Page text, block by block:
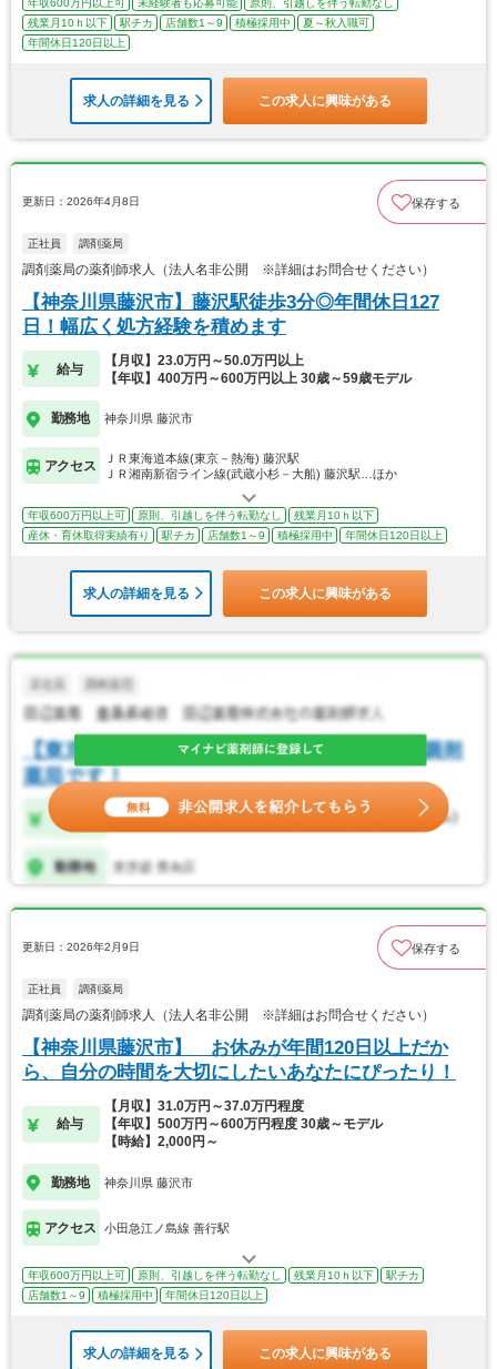
年収600万円以上可 未経験者も応募可能
原則、引越しを伴う転勤なし
残業月10ｈ以下
駅チカ 店舗数1～9 積極採用中
夏～秋入職可
年間休日120日以上
求人の詳細を見る この求人に興味がある
更新日：2026年4月8日 保存する
正社員 調剤薬局
調剤薬局の薬剤師求人（法人名非公開 ※詳細はお問合せください）
【神奈川県藤沢市】藤沢駅徒歩3分◎年間休日127
日！幅広く処方経験を積めます
給与
【月収】23.0万円～50.0万円以上
【年収】400万円～600万円以上 30歳～59歳モデル
勤務地 神奈川県 藤沢市
アクセス
ＪＲ東海道本線(東京－熱海) 藤沢駅
ＪＲ湘南新宿ライン線(武蔵小杉－大船) 藤沢駅…ほか
年収600万円以上可 原則、引越しを伴う転勤なし
残業月10ｈ以下
産休・育休取得実績有り
駅チカ 店舗数1～9 積極採用中 年間休日120日以上
求人の詳細を見る この求人に興味がある
更新日：2026年2月9日 保存する
正社員 調剤薬局
調剤薬局の薬剤師求人（法人名非公開 ※詳細はお問合せください）
【神奈川県藤沢市】 お休みが年間120日以上だか
ら、自分の時間を大切にしたいあなたにぴったり！
給与
【月収】31.0万円～37.0万円程度
【年収】500万円～600万円程度 30歳～モデル
【時給】2,000円～
勤務地 神奈川県 藤沢市
アクセス 小田急江ノ島線 善行駅
年収600万円以上可 原則、引越しを伴う転勤なし 残業月10ｈ以下
駅チカ
店舗数1～9
積極採用中 年間休日120日以上
求人の詳細を見る この求人に興味がある